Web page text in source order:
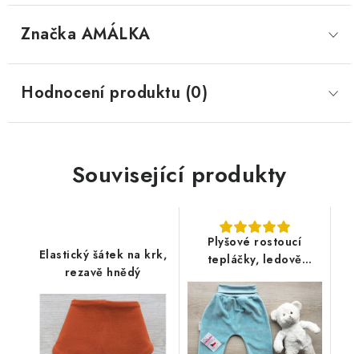
Značka AMÁLKA
Hodnocení produktu (0)
Související produkty
Elastický šátek na krk,
rezavě hnědý
Plyšové rostoucí
tepláčky, ledově